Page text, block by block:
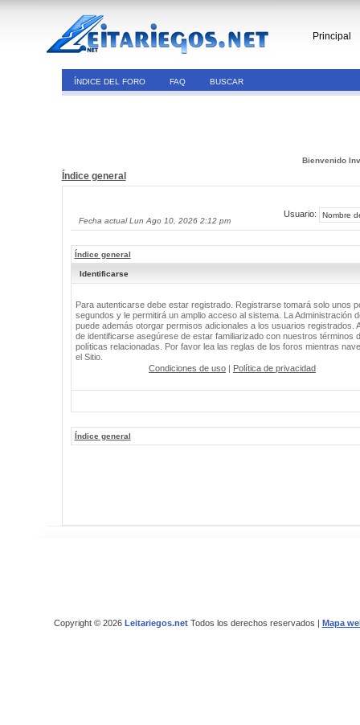
Principal
ÍNDICE DEL FORO FAQ BUSCAR
Bienvenido
Índice general
Fecha actual Lun Ago 10, 2026 2:12 pm
Usuario:
Índice general
Identificarse
Para autenticarse debe estar registrado. Registrarse tomará solo unos
segundos y le permitirá un amplio acceso al sistema. La Administración
puede además otorgar permisos adicionales a los usuarios registrados.
de identificarse asegúrese de estar familiarizado con nuestros términos
políticas relacionadas. Por favor lea las reglas de los foros mientras
el Sitio.
Condiciones de uso | Política de privacidad
Índice general
Copyright © 2026 Leitariegos.netTodos los derechos reservados | Mapa